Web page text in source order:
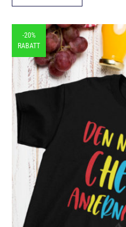
-20%
RABATT